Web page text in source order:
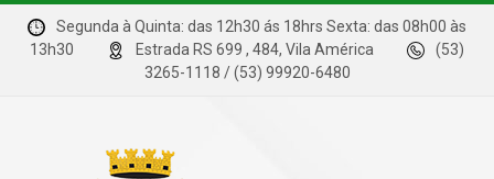
Segunda à Quinta: das 12h30 ás 18hrs Sexta: das 08h00 às
13h30
Estrada RS 699 , 484, Vila América
(53)
3265-1118 / (53) 99920-6480